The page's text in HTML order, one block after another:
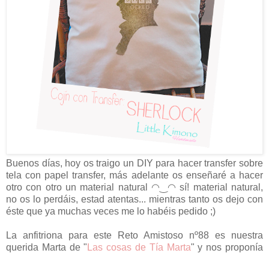
Buenos días, hoy os traigo un DIY para hacer transfer sobre
tela con papel transfer, más adelante os enseñaré a hacer
otro con otro un material natural ◠‿◠ sí! material natural,
no os lo perdáis, estad atentas... mientras tanto os dejo con
éste que ya muchas veces me lo habéis pedido ;)
La anfitriona para este Reto Amistoso nº88 es nuestra
querida Marta de " Las cosas de Tía Marta" y nos proponía